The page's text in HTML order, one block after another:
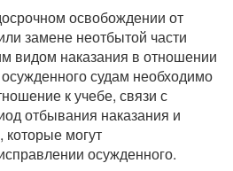
освобождении от
замене неотбытой части
видом наказания в отношении
судам необходимо
к учебе, связи с
отбывания наказания и
которые могут
осужденного.